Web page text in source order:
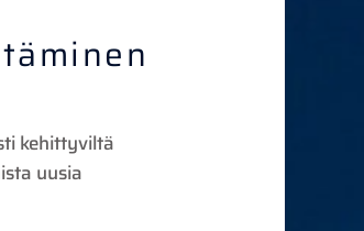
kehittyviltä
uusia